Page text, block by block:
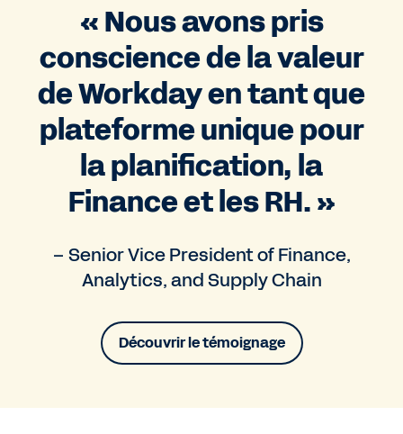
« Nous avons pris
conscience de la valeur
de Workday en tant que
plateforme unique pour
la planification, la
Finance et les RH. »
– Senior Vice President of Finance,
Analytics, and Supply Chain
Découvrir le témoignage